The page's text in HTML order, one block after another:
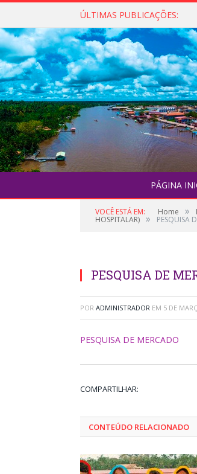
ÚLTIMAS PUBLICAÇÕES:
PÁGINA
VOCÊ ESTÁ EM: Home »
HOSPITALAR) » PESQUISA
PESQUISA DE
POR ADMINISTRADOR EM 5 DE
PESQUISA DE MERCADO
COMPARTILHAR:
CONTEÚDO RELACIONADO